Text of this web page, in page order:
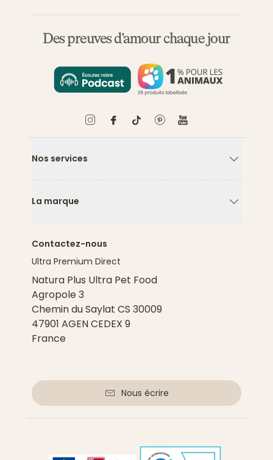
Des preuves d'amour chaque jour
Nos services
La marque
Contactez-nous
Ultra Premium Direct
Natura Plus Ultra Pet Food
Agropole 3
Chemin du Saylat CS 30009
47901 AGEN CEDEX 9
France
Nous écrire